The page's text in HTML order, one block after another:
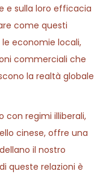
e sulla loro efficacia
come questi
economie locali,
commerciali che
la realtà globale
con regimi illiberali,
cinese, offre una
il nostro
queste relazioni è